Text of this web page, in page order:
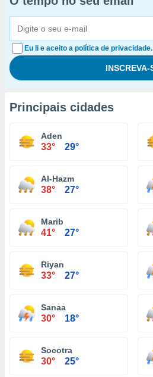
Eu li e aceito a política de privacidade.
Principais cidades
Aden
33° 29°
Al-Hazm
38° 27°
Marib
41° 27°
Riyan
33° 27°
Sanaa
30° 18°
Socotra
30° 25°